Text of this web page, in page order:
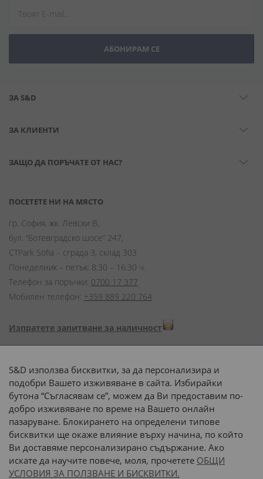
АБОНИРАМ СЕ
ЗА S&D
ЗА КЛИЕНТИ
ЗАЩО ДА ПОРЪЧАТЕ ОТ НАС?
ПОСЕТЕТЕ НИ НА МЯСТО
гр. София, жк. Левски В,
бул. “Ботевградско шосе” 247,
CTPark Sofia – сграда 3, склад 303
Понеделник – петък: 8:30 – 16:30 ч.
Телефон за поръчки: 0700 17 377
Мобилен телефон: +359 889 220 764
Изпратете запитване за наличност
Начини на плащане:
Доставка до адрес с:
или
наш транспорт
S&D използва бисквитки, за да персонализира и
подобри Вашето изживяване в сайта. Избирайки
бутона “Съгласявам се”, можем да Ви предоставим по-
добро изживяване по време на Вашето онлайн
пазаруване. Блокирането на определени типове
бисквитки ще окаже влияние върху начина, по който
Ви доставяме персонализирано съдържание. Ако
искате да научите повече, моля, прочетете ОБЩИ
УСЛОВИЯ ЗА ПОЛЗВАНЕ И БИСКВИТКИ.